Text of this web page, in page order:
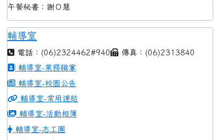
午餐秘書：謝Ｏ慧
輔導室
電話：(06)2324462#940
傳真：(06)2313840
輔導室-業務職掌
輔導室-校園公告
輔導室-常用連結
輔導室-活動相簿
輔導室-志工團